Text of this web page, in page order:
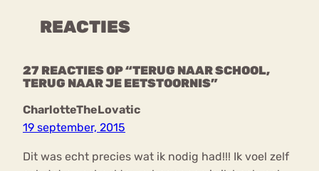
REACTIES
27 REACTIES OP “TERUG NAAR SCHOOL,
TERUG NAAR JE EETSTOORNIS”
CharlotteTheLovatic
19 september, 2015
Dit was echt precies wat ik nodig had!!! Ik voel zelf